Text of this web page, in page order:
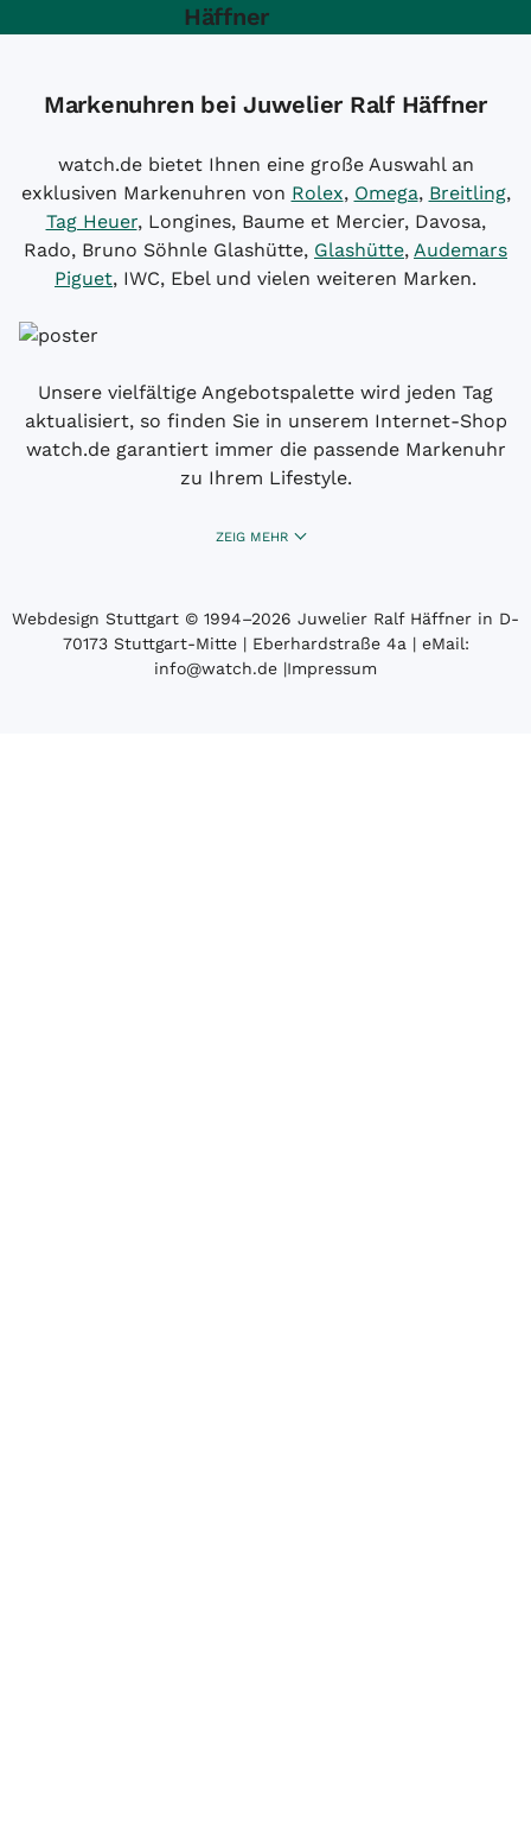
Häffner
Markenuhren bei Juwelier Ralf Häffner
watch.de bietet Ihnen eine große Auswahl an
exklusiven Markenuhren von Rolex, Omega, Breitling,
Tag Heuer, Longines, Baume et Mercier, Davosa,
Rado, Bruno Söhnle Glashütte, Glashütte, Audemars
Piguet, IWC, Ebel und vielen weiteren Marken.
Unsere vielfältige Angebotspalette wird jeden Tag
aktualisiert, so finden Sie in unserem Internet-Shop
watch.de garantiert immer die passende Markenuhr
zu Ihrem Lifestyle.
ZEIG MEHR
Webdesign Stuttgart © 1994­–2026 Juwelier Ralf Häffner in D-
70173 Stuttgart-Mitte | Eberhardstraße 4a | eMail:
info@watch.de |Impressum